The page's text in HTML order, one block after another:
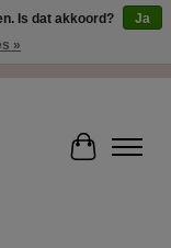
dit zeker aan in je
Is dat akkoord?
Ja
»